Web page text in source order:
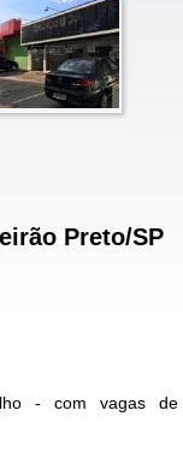
Preto/SP
- com vagas de